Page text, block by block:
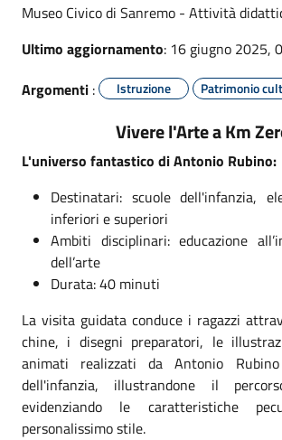
Museo Civico di Sanremo - Attività
Ultimo aggiornamento: 16 giugno 2025,
Argomenti : Istruzione Patrimonio
Vivere l'Arte a Km
L'universo fantastico di Antonio Rubino:
Destinatari: scuole dell'infanzia,
inferiori e superiori
Ambiti disciplinari: educazione
dell’arte
Durata: 40 minuti
La visita guidata conduce i ragazzi
chine, i disegni preparatori, le
animati realizzati da Antonio
dell'infanzia, illustrandone il
evidenziando le caratteristiche
personalissimo stile.